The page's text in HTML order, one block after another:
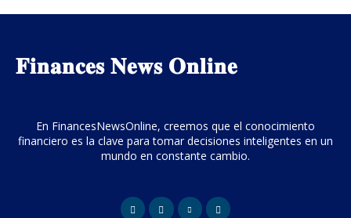
𝐅𝐢𝐧𝐚𝐧𝐜𝐞𝐬 𝐍𝐞𝐰𝐬 𝐎𝐧𝐥𝐢𝐧𝐞
En FinancesNewsOnline, creemos que el conocimiento
financiero es la clave para tomar decisiones inteligentes en un
mundo en constante cambio.